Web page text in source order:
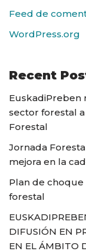
Feed de
WordPress.org
Recent
EuskadiPreben
sector forestal
Forestal
Jornada
mejora en la
Plan de choque
forestal
DIFUSIÓN EN
EN EL ÁMBITO